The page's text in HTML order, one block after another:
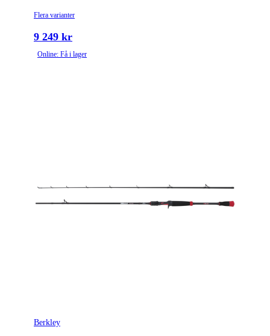
Flera varianter
9 249 kr
Online: Få i lager
Berkley